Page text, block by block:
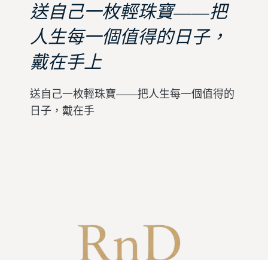
送自己一枚輕珠寶——把
人生每一個值得的日子，
戴在手上
送自己一枚輕珠寶——把人生每一個值得的
日子，戴在手